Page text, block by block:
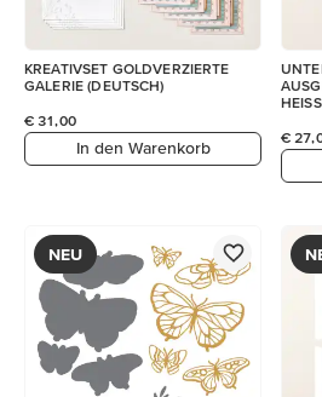
KREATIVSET GOLDVERZIERTE
GALERIE (DEUTSCH)
€ 31,00
In den Warenkorb
€
NEU